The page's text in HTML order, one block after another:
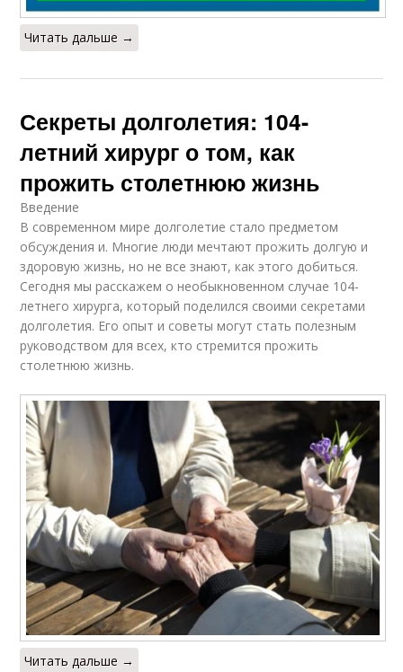
Читать дальше →
Секреты долголетия: 104-
летний хирург о том, как
прожить столетнюю жизнь
Введение
В современном мире долголетие стало предметом
обсуждения и. Многие люди мечтают прожить долгую и
здоровую жизнь, но не все знают, как этого добиться.
Сегодня мы расскажем о необыкновенном случае 104-
летнего хирурга, который поделился своими секретами
долголетия. Его опыт и советы могут стать полезным
руководством для всех, кто стремится прожить
столетнюю жизнь.
Читать дальше →